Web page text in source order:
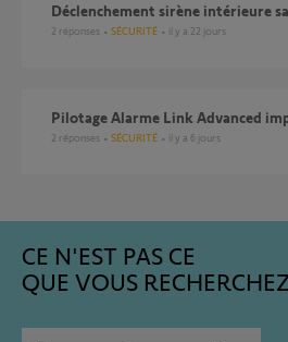
Déclenchement sirène intérieure
2 réponses SÉCURITÉ il y a 22 jours
Pilotage Alarme Link Advanced
2 réponses SÉCURITÉ il y a 6 jours
CE N'EST PAS CE
QUE VOUS RECHERCHEZ